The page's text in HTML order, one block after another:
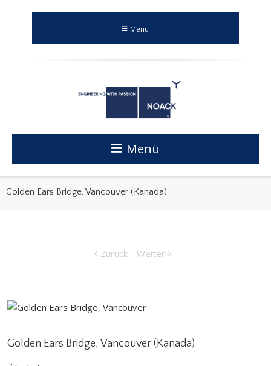
Menü
Menü
Golden Ears Bridge, Vancouver (Kanada)
Zurück Weiter
Golden Ears Bridge, Vancouver (Kanada)